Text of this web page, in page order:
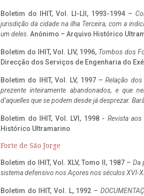
Boletim do IHIT, Vol. LI-LII, 1993-1994 –
jurisdição da cidade na ilha Terceira, com a
um deles. Anónimo – Arquivo Histórico
Boletim do IHIT, Vol. LIV, 1996, Tombos dos
Direcção dos Serviços de Engenharia do
Boletim do IHIT, Vol. LV, 1997 –Relação
prezente inteiramente abandonados, e que
d’aquelles que se podem desde já desprezar.
Boletim do IHIT, Vol. LVI, 1998 - Revista
Histórico Ultramarino
Forte de São Jorge
Boletim do IHIT, Vol. XLV, Tomo II, 1987 – Da
sistema defensivo nos Açores nos séculos XVI-
Boletim do IHIT, Vol. L, 1992 –